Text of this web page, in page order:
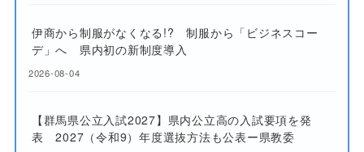
伊商から制服がなくなる!? 制服から「ビジネスコー
デ」へ 県内初の新制度導入
2026-08-04
【群馬県公立入試2027】県内公立高の入試要項を発
表 2027（令和9）年度選抜方法も公表ー県教委